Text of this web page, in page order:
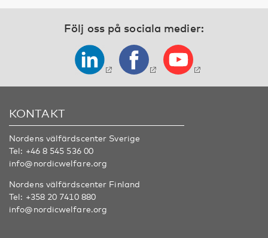
Följ oss på sociala medier:
KONTAKT
Nordens välfärdscenter Sverige
Tel: +46 8 545 536 00
info@nordicwelfare.org
Nordens välfärdscenter Finland
Tel: +358 20 7410 880
info@nordicwelfare.org